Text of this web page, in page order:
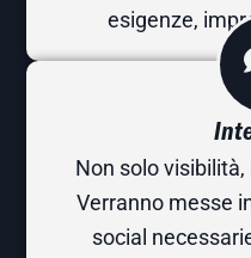
esigenze,
Non solo
Verranno messe
social